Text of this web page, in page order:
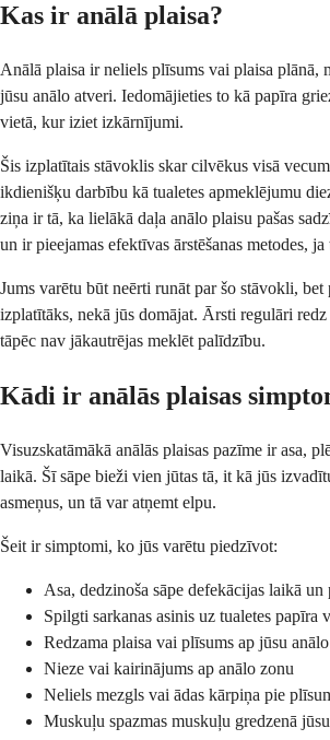
Kas ir anālā plaisa?
Anālā plaisa ir neliels plīsums vai plaisa plānā,
jūsu anālo atveri. Iedomājieties to kā papīra
vietā, kur iziet izkārnījumi.
Šis izplatītais stāvoklis skar cilvēkus visā
ikdienišķu darbību kā tualetes apmeklējumu
ziņa ir tā, ka lielākā daļa anālo plaisu pašas
un ir pieejamas efektīvas ārstēšanas metodes, ja
Jums varētu būt neērti runāt par šo stāvokli, bet
izplatītāks, nekā jūs domājat. Ārsti regulāri redz
tāpēc nav jākautrējas meklēt palīdzību.
Kādi ir anālās plaisas
Visuzskatāmākā anālās plaisas pazīme ir asa,
laikā. Šī sāpe bieži vien jūtas tā, it kā jūs
asmeņus, un tā var atņemt elpu.
Šeit ir simptomi, ko jūs varētu piedzīvot:
Asa, dedzinoša sāpe defekācijas laikā un
Spilgti sarkanas asinis uz tualetes papīra
Redzama plaisa vai plīsums ap jūsu
Nieze vai kairinājums ap anālo zonu
Neliels mezgls vai ādas kārpiņa pie
Muskuļu spazmas muskuļu gredzenā